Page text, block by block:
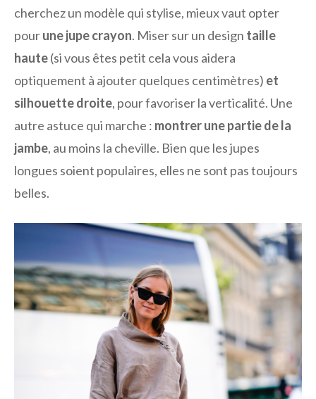
cherchez un modèle qui stylise, mieux vaut opter
pourune jupe crayon. Miser sur un design taille
haute(si vous êtes petit cela vous aidera
optiquement à ajouter quelques centimètres) et
silhouette droite, pour favoriser la verticalité. Une
autre astuce qui marche : montrer une partie de la
jambe, au moins la cheville. Bien que les jupes
longues soient populaires, elles ne sont pas toujours
belles.